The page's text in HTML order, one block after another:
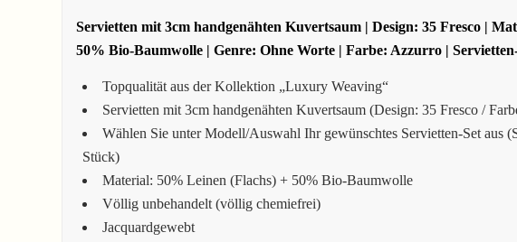
Servietten mit 3cm handgenähten Kuvertsaum | Design: 35 Fresco |
50% Bio-Baumwolle | Genre: Ohne Worte | Farbe: Azzurro |
Topqualität aus der Kollektion „Luxury Weaving“
Servietten mit 3cm handgenähten Kuvertsaum (Design: 35 Fresco /
Wählen Sie unter Modell/Auswahl Ihr gewünschtes Servietten-Set aus
Stück)
Material: 50% Leinen (Flachs) + 50% Bio-Baumwolle
Völlig unbehandelt (völlig chemiefrei)
Jacquardgewebt